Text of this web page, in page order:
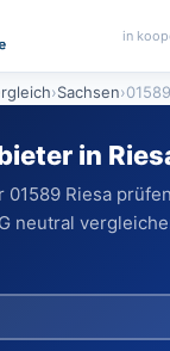
in
›Sachsen›
in
Riesa
neutral